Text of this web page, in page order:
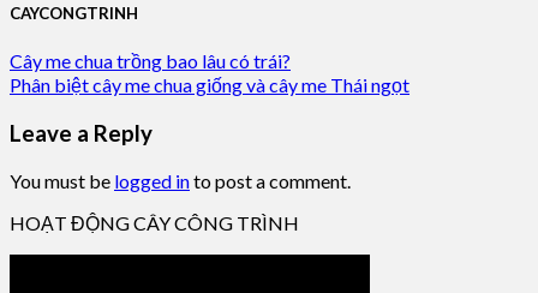
CAYCONGTRINH
Cây me chua trồng bao lâu có trái?
Phân biệt cây me chua giống và cây me Thái ngọt
Leave a Reply
You must be logged into post a comment.
HOẠT ĐỘNG CÂY CÔNG TRÌNH